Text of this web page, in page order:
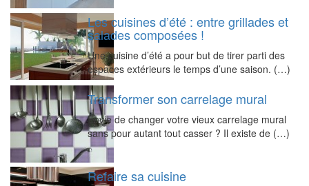
Les cuisines d’été : entre grillades et
salades composées !
Une cuisine d’été a pour but de tirer parti des
espaces extérieurs le temps d’une saison. (…)
Transformer son carrelage mural
Envie de changer votre vieux carrelage mural
sans pour autant tout casser ? Il existe de (…)
Refaire sa cuisine